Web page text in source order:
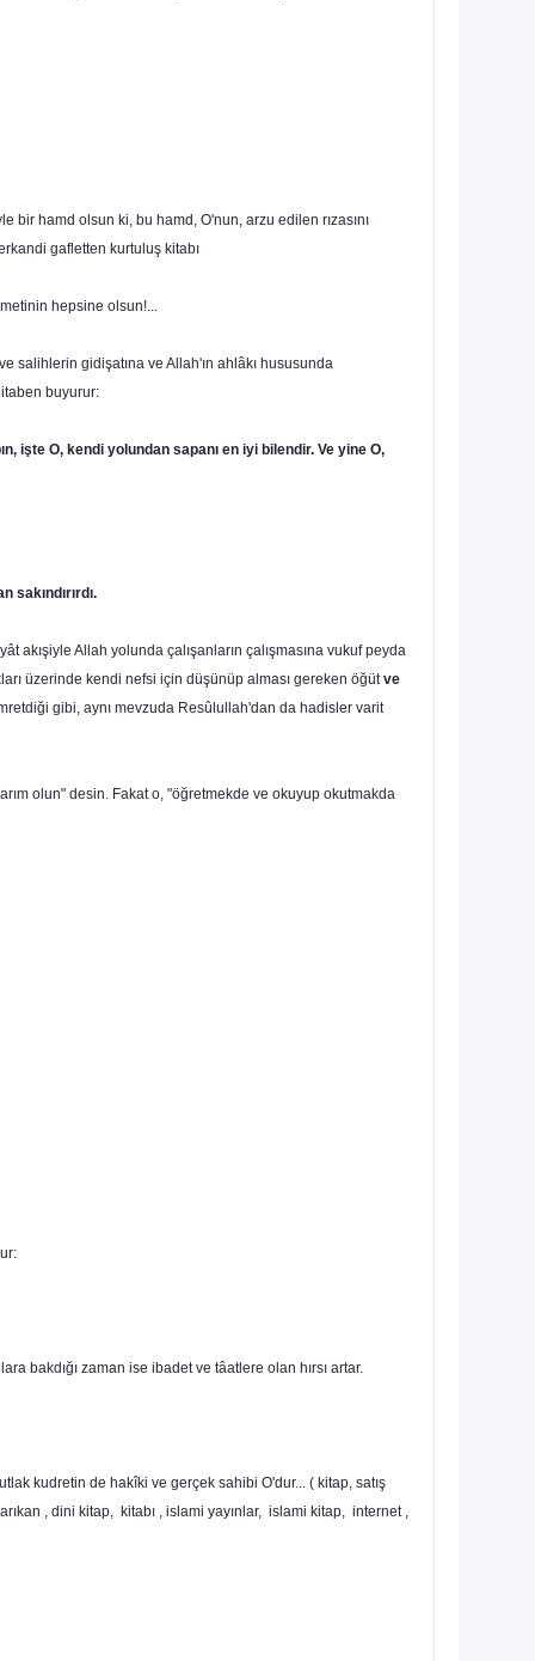
bir hamd olsun ki, bu hamd, O'nun, arzu edilen rızasını
gafletten kurtuluş kitabı
hepsine olsun!...
salihlerin gidişatı­na ve Allah'ın ahlâkı hususunda
buyurur:
işte O, kendi yolundan sapanı en iyi bilendir. Ve yine O,
akışiyle Allah yo­lunda çalışanların çalışmasına vukuf peyda
üzerinde kendi nefsi için düşünüp alması gereken öğütve
gibi, aynı mevzuda Resûlullah'dan da hadisler varit
olun" desin. Fakat o, "öğretmekde ve okuyup okutmakda
bakdığı zaman ise ibadet ve tâatlere olan hırsı artar.
kudretin de hakî­ki ve gerçek sahibi O'dur... ( kitap, satış
, dini kitap, kitabı , islami yayınlar, islami kitap, internet ,